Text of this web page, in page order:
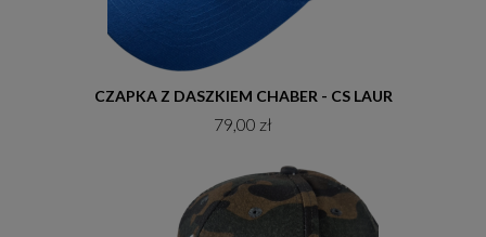
Do koszyka
CZAPKA Z DASZKIEM CHABER - CS LAUR
79,00 zł